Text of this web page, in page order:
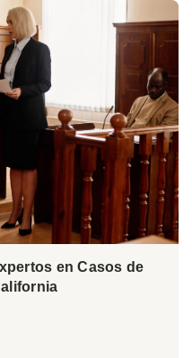
en Casos de